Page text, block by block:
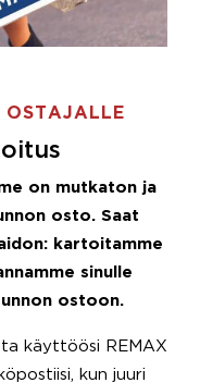
OSTAJALLE
on mutkaton ja
osto. Saat
kartoitamme
sinulle
ostoon.
käyttöösi REMAX
kun juuri